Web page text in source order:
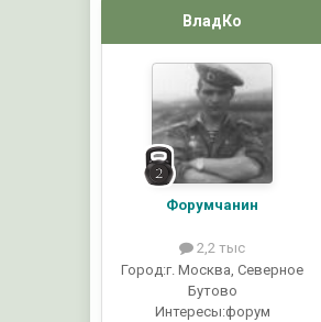
ВладКо
Форумчанин
2,2 тыс
Город:г. Москва, Северное
Бутово
Интересы:форум